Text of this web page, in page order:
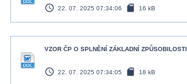
access_time 22. 07. 2025 07:34:06 sd_card 16 kB
VZOR ČP O SPLNĚNÍ ZÁKLADNÍ ZPŮSOBILOSTI
access_time 22. 07. 2025 07:34:05 sd_card 18 kB